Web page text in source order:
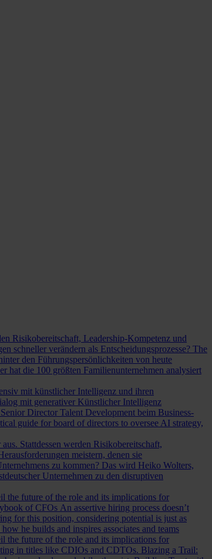
Risikobereitschaft, Leadership-Kompetenz und
schneller verändern als Entscheidungsprozesse? The
den Führungspersönlichkeiten von heute
hat die 100 größten Familienunternehmen analysiert
mit künstlicher Intelligenz und ihren
mit generativer Künstlicher Intelligenz
Director Talent Development beim Business-
guide for board of directors to oversee AI strategy,
Stattdessen werden Risikobereitschaft,
meistern, denen sie
zu kommen? Das wird Heiko Wolters,
Unternehmen zu den disruptiven
the future of the role and its implications for
of CFOs An assertive hiring process doesn’t
for this position, considering potential is just as
he builds and inspires associates and teams
the future of the role and its implications for
in titles like CDIOs and CDTOs. Blazing a Trail: